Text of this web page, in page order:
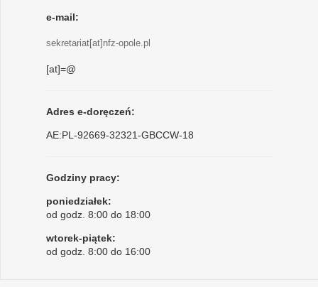
e-mail:
sekretariat[at]nfz-opole.pl
[at]=@
Adres e-doręczeń:
AE:PL-92669-32321-GBCCW-18
Godziny pracy:
poniedziałek:
od godz. 8:00 do 18:00
wtorek-piątek:
od godz. 8:00 do 16:00